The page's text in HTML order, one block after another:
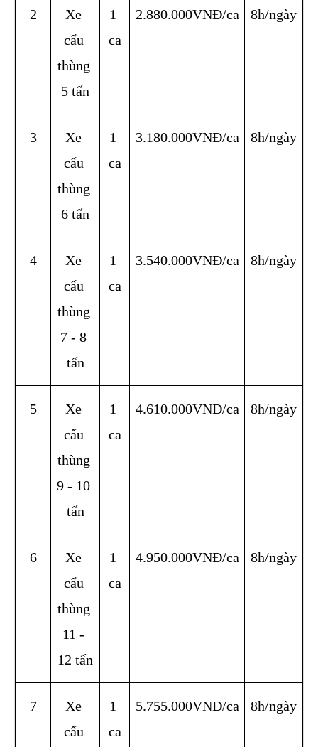
2
Xe
cẩu
thùng
5 tấn
1
ca
2.880.000VNĐ/ca 8h/ngày
3
Xe
cẩu
thùng
6 tấn
1
ca
3.180.000VNĐ/ca 8h/ngày
4
Xe
cẩu
thùng
7 - 8
tấn
1
ca
3.540.000VNĐ/ca 8h/ngày
5
Xe
cẩu
thùng
9 - 10
tấn
1
ca
4.610.000VNĐ/ca 8h/ngày
6
Xe
cẩu
thùng
11 -
12 tấn
1
ca
4.950.000VNĐ/ca 8h/ngày
7
Xe
cẩu
1
ca
5.755.000VNĐ/ca 8h/ngày